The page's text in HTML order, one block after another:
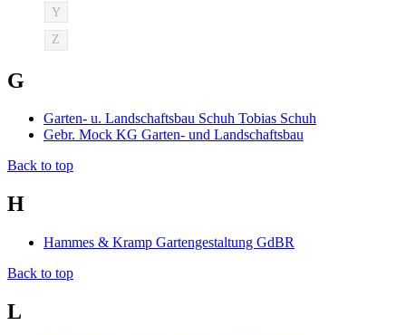
Y
Z
G
Garten- u. Landschaftsbau Schuh Tobias Schuh
Gebr. Mock KG Garten- und Landschaftsbau
Back to top
H
Hammes & Kramp Gartengestaltung GdBR
Back to top
L